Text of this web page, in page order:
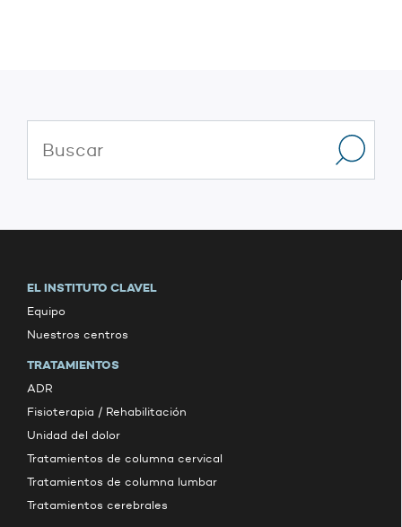
EL INSTITUTO CLAVEL
Equipo
Nuestros centros
TRATAMIENTOS
ADR
Fisioterapia / Rehabilitación
Unidad del dolor
Tratamientos de columna cervical
Tratamientos de columna lumbar
Tratamientos cerebrales